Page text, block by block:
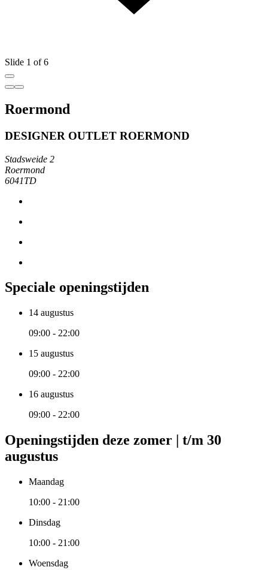
Slide 1 of 6
Roermond
DESIGNER OUTLET ROERMOND
Stadsweide 2
Roermond
6041TD
Speciale openingstijden
14 augustus
09:00 - 22:00
15 augustus
09:00 - 22:00
16 augustus
09:00 - 22:00
Openingstijden deze zomer | t/m 30
augustus
Maandag
10:00 - 21:00
Dinsdag
10:00 - 21:00
Woensdag